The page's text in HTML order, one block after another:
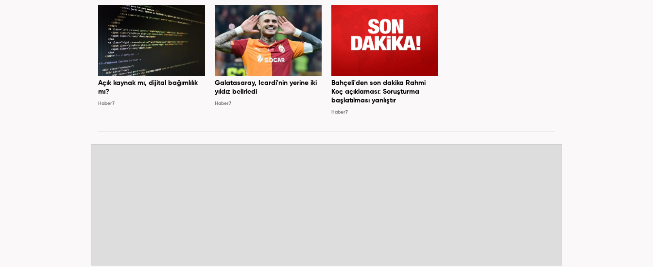
Açık kaynak mı, dijital bağımlılık
mı?
Haber7
Galatasaray, Icardi'nin yerine iki
yıldız belirledi
Haber7
Bahçeli'den son dakika Rahmi
Koç açıklaması: Soruşturma
başlatılması yanlıştır
Haber7